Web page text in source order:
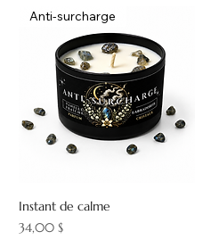
Anti-surcharge
Instant de calme
Prix
34,00 $